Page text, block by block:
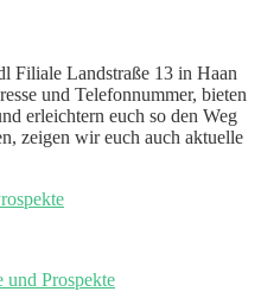
Filiale Landstraße 13 in Haan
und Telefonnummer, bieten
erleichtern euch so den Weg
zeigen wir euch auch aktuelle
und Prospekte